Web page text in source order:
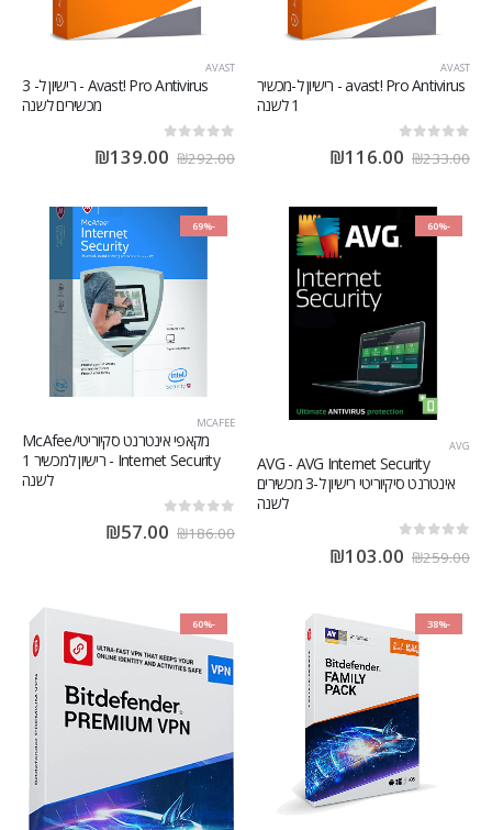
AVAST
avast! Pro Antivirus - רישיון ל-מכשיר
1 לשנה
₪233.00
₪116.00
AVAST
Avast! Pro Antivirus - רישיון ל- 3
מכשירים לשנה
₪292.00
₪139.00
-60%
AVG
AVG - AVG Internet Security
אינטרנט סיקיוריטי רישיון ל-3 מכשירים
לשנה
₪259.00
₪103.00
-69%
MCAFEE
מקאפי אינטרנט סקיוריטי/McAfee
Internet Security - רישיון למכשיר 1
לשנה
₪186.00
₪57.00
-38%
-60%